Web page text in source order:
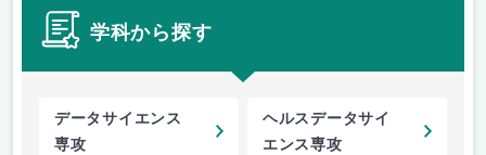
学科から探す
データサイエンス
専攻
ヘルスデータサイ
エンス専攻